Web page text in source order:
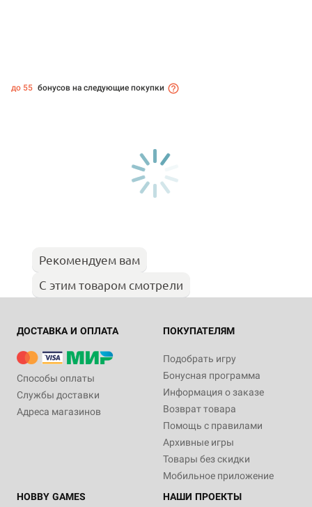
до 55 бонусов на следующие покупки
Рекомендуем вам
С этим товаром смотрели
ДОСТАВКА И ОПЛАТА
Способы оплаты
Службы доставки
Адреса магазинов
ПОКУПАТЕЛЯМ
Подобрать игру
Бонусная программа
Информация о заказе
Возврат товара
Помощь с правилами
Архивные игры
Товары без скидки
Мобильное приложение
HOBBY GAMES
НАШИ ПРОЕКТЫ